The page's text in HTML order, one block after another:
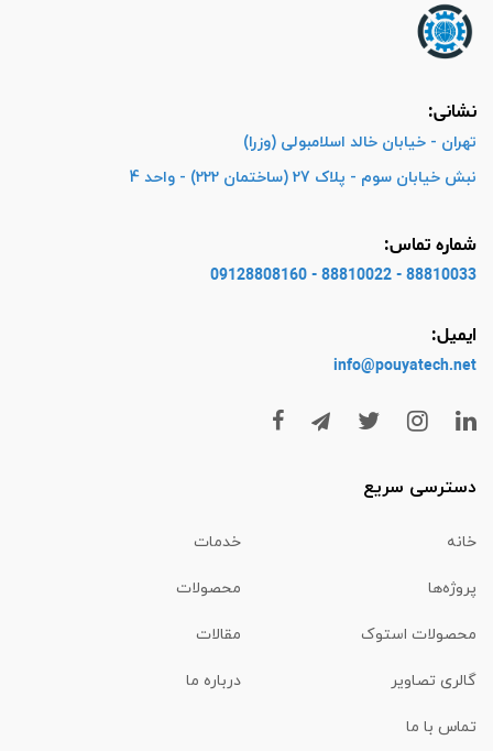
نشانی:
تهران - خیابان خالد اسلامبولی (وزرا)
نبش خیابان سوم - پلاک 27 (ساختمان 222) - واحد 4
شماره تماس:
88810033 - 88810022 - 09128808160
ایمیل:
info@pouyatech.net
دسترسی سریع
خانه خدمات
پروژه‌ها محصولات
محصولات استوک مقالات
گالری تصاویر درباره ما
تماس با ما